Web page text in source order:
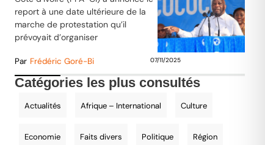
report à une date ultérieure de la
marche de protestation qu’il
prévoyait d’organiser
Par Frédéric Goré-Bi 07/11/2025
Catégories les plus consultés
Actualités Afrique – International Culture
Economie Faits divers Politique Région